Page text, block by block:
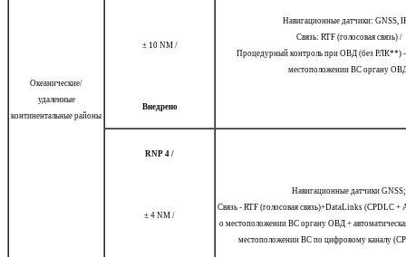
Океанические/
удаленные
континентальные районы
± 10 NM /
Внедрено
Навигационные датчики: GNSS,
Связь: RTF (голосовая связь) /
Процедурный контроль при ОВД (без РЛК**)
местоположении ВС органу
RNP 4 /
± 4 NM /
Навигационные датчики GNSS;
Связь - RTF (голосовая связь)+DataLinks (CPDLC
о местоположении ВС органу ОВД +
местоположении ВС по цифровому каналу